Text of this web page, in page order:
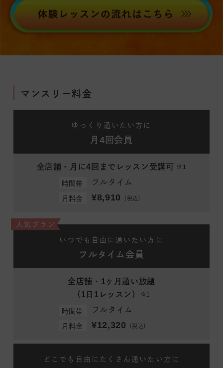
マンスリー料金
ゆっくり通いたい方に
月4回会員
全店舗・月に4回までレッスン受講可 ※1
時間帯 フルタイム
月料金 ¥8,910 （税込）
人気プラン
いつでも自由に通いたい方に
フルタイム会員
全店舗・1ヶ月通い放題
（1日1レッスン）
※1
時間帯 フルタイム
月料金 ¥12,320 （税込）
どこでも自由にたくさん通いたい方に